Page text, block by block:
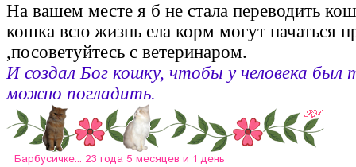
На вашем месте я б не стала переводить
кошка всю жизнь ела корм могут начаться
,посоветуйтесь с ветеринаром.
И создал Бог кошку, чтобы у человека был
можно погладить.